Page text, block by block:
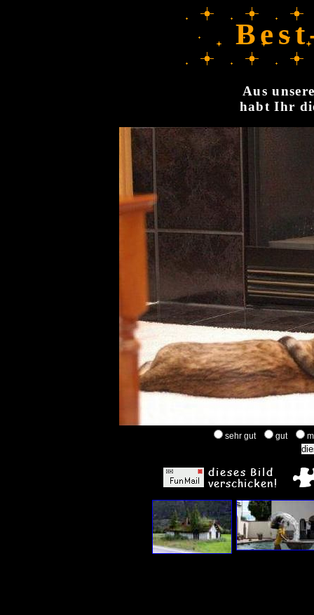
Aus
habt Ihr
sehr gut gut